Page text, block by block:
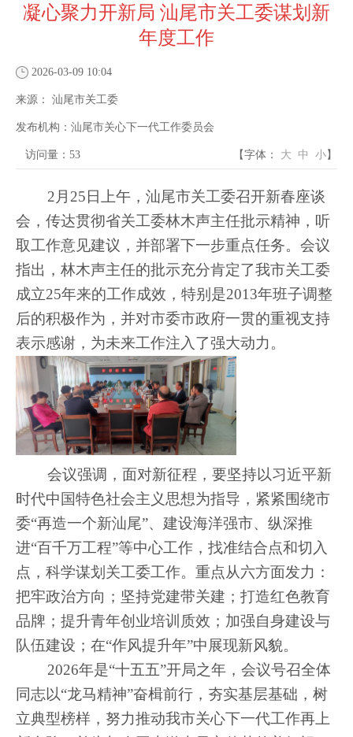
凝心聚力开新局 汕尾市关工委谋划新
年度工作
2026-03-09 10:04
来源： 汕尾市关工委
发布机构： 汕尾市关心下一代工作委员会
访问量：53 【字体： 大 中 小】
2月25日上午，汕尾市关工委召开新春座谈
会，传达贯彻省关工委林木声主任批示精神，听
取工作意见建议，并部署下一步重点任务。会议
指出，林木声主任的批示充分肯定了我市关工委
成立25年来的工作成效，特别是2013年班子调整
后的积极作为，并对市委市政府一贯的重视支持
表示感谢，为未来工作注入了强大动力。
会议强调，面对新征程，要坚持以习近平新
时代中国特色社会主义思想为指导，紧紧围绕市
委“再造一个新汕尾”、建设海洋强市、纵深推
进“百千万工程”等中心工作，找准结合点和切入
点，科学谋划关工委工作。重点从六方面发力：
把牢政治方向；坚持党建带关建；打造红色教育
品牌；提升青年创业培训质效；加强自身建设与
队伍建设；在“作风提升年”中展现新风貌。
2026年是“十五五”开局之年，会议号召全体
同志以“龙马精神”奋楫前行，夯实基层基础，树
立典型榜样，努力推动我市关心下一代工作再上